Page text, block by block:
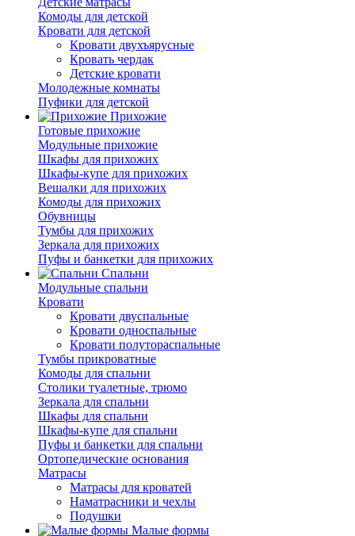
Комоды для детской
Кровати для детской
Кровати двухъярусные
Кровать чердак
Детские кровати
Молодежные комнаты
Пуфики для детской
Прихожие
Готовые прихожие
Модульные прихожие
Шкафы для прихожих
Шкафы-купе для прихожих
Вешалки для прихожих
Комоды для прихожих
Обувницы
Тумбы для прихожих
Зеркала для прихожих
Пуфы и банкетки для прихожих
Спальни
Модульные спальни
Кровати
Кровати двуспальные
Кровати односпальные
Кровати полутораспальные
Тумбы прикроватные
Комоды для спальни
Столики туалетные, трюмо
Зеркала для спальни
Шкафы для спальни
Шкафы-купе для спальни
Пуфы и банкетки для спальни
Ортопедические основания
Матрасы
Матрасы для кроватей
Наматрасники и чехлы
Подушки
Малые формы